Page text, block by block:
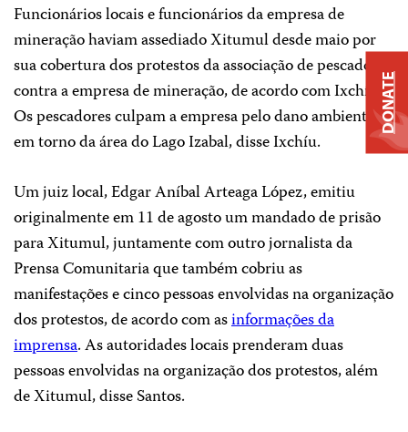
Funcionários locais e funcionários da empresa de
mineração haviam assediado Xitumul desde maio por
sua cobertura dos protestos da associação de pescadores
contra a empresa de mineração, de acordo com Ixchíu.
Os pescadores culpam a empresa pelo dano ambiental
em torno da área do Lago Izabal, disse Ixchíu.
Um juiz local, Edgar Aníbal Arteaga López, emitiu
originalmente em 11 de agosto um mandado de prisão
para Xitumul, juntamente com outro jornalista da
Prensa Comunitariaque também cobriu as
manifestações e cinco pessoas envolvidas na organização
dos protestos, de acordo com asinformações da
imprensa. As autoridades locais prenderam duas
pessoas envolvidas na organização dos protestos, além
de Xitumul, disse Santos.
DONATE